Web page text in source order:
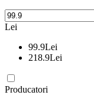
Lei
99.9Lei
218.9Lei
Producatori